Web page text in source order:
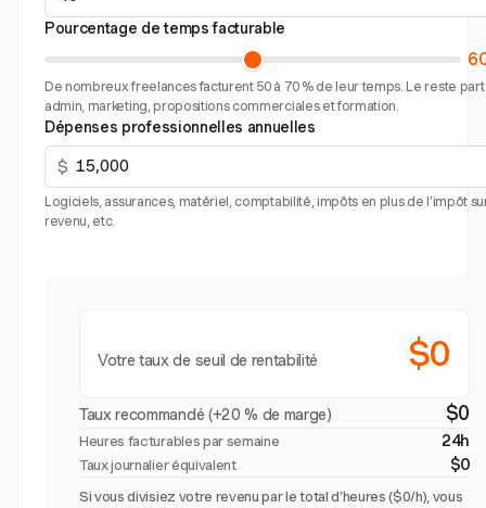
Pourcentage de temps facturable
De nombreux freelances facturent 50 à 70 % de leur temps. Le reste
admin, marketing, propositions commerciales et formation.
Dépenses professionnelles annuelles
$
Logiciels, assurances, matériel, comptabilité, impôts en plus de l’impôt
revenu, etc.
Votre taux de seuil de rentabilité $0
Taux recommandé (+20 % de marge) $0
Heures facturables par semaine 24h
Taux journalier équivalent $0
Si vous divisiez votre revenu par le total d’heures ($0/h), vous